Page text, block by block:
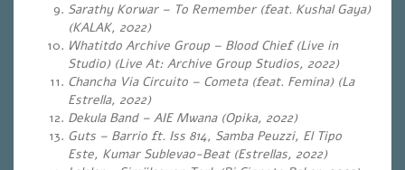
Sarathy Korwar – To Remember (feat. Kushal Gaya)
(KALAK, 2022)
Whatitdo Archive Group – Blood Chief (Live in
Studio) (Live At: Archive Group Studios, 2022)
Chancha Via Circuito – Cometa (feat. Femina) (La
Estrella, 2022)
Dekula Band – AIE Mwana (Opika, 2022)
Guts – Barrio ft. Iss 814, Samba Peuzzi, El Tipo
Este, Kumar Sublevao-Beat (Estrellas, 2022)